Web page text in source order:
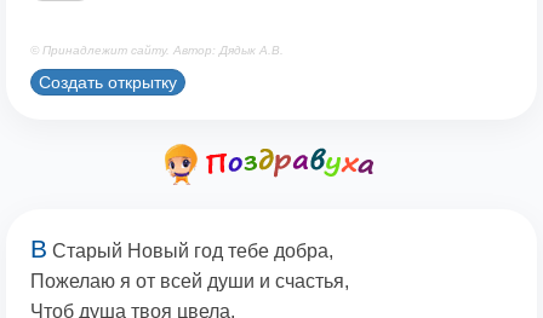
© Принадлежит сайту. Автор: Дядык А.В.
Создать открытку
В Старый Новый год тебе добра,
Пожелаю я от всей души и счастья,
Чтоб душа твоя цвела,